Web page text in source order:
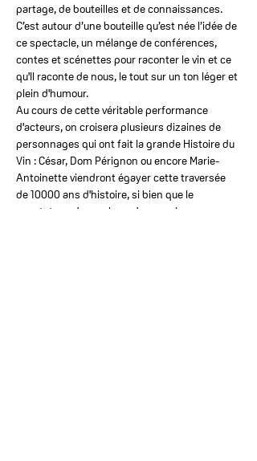
partage, de bouteilles et de connaissances.
C’est autour d’une bouteille qu’est née l’idée de
ce spectacle, un mélange de conférences,
contes et scénettes pour raconter le vin et ce
qu'Il raconte de nous, le tout sur un ton léger et
plein d'humour.
Au cours de cette véritable performance
d'acteurs, on croisera plusieurs dizaines de
personnages qui ont fait la grande Histoire du
Vin : César, Dom Pérignon ou encore Marie-
Antoinette viendront égayer cette traversée
de 10000 ans d'histoire, si bien que le
spectateur n'aura plus qu'une envie :